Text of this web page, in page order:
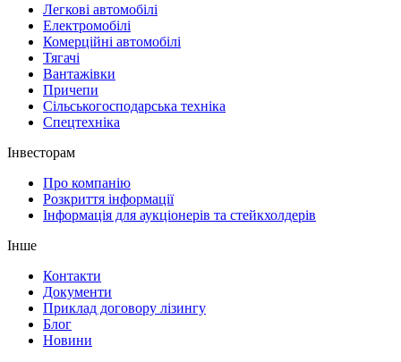
Легкові автомобілі
Електромобілі
Комерційні автомобілі
Тягачі
Вантажівки
Причепи
Сільськогосподарська техніка
Спецтехніка
Інвесторам
Про компанію
Розкриття інформації
Інформація для аукціонерів та стейкхолдерів
Інше
Контакти
Документи
Приклад договору лізингу
Блог
Новини